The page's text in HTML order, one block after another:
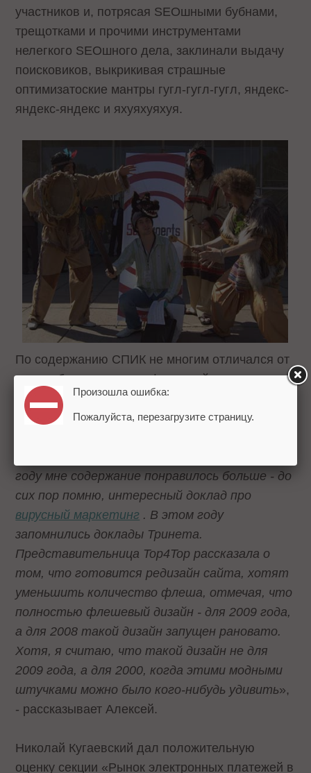
участников и, потрясая SEOшными бубнами,
трещотками и прочими инструментами
нелегкого SEOшного дела, заклинали выдачу
поисковиков, выкрикивая страшные
оптимизатоские мантры гугл-гугл-гугл, яндекс-
яндекс-яндекс и яхуяхуяхуя.
По содержанию СПИК не многим отличался от
других бесплатных конференций: темы схожи,
доклады - хорошие и неинтересные, отмечает
Алексей Яковлев, руководитель проекта SEO-
году мне содержание понравилось больше - до
сих пор помню, интересный доклад про
вирусный маркетинг . В этом году
запомнились доклады Тринета.
Представительница Top4Top рассказала о
том, что готовится редизайн сайта, хотят
уменьшить количество флеша, отмечая, что
полностью флешевый дизайн - для 2009 года,
а для 2008 такой дизайн запущен рановато.
Хотя, я считаю, что такой дизайн не для
2009 года, а для 2000, когда этими модными
штучками можно было кого-нибудь удивить»,
- рассказывает Алексей.
Николай Кугаевский дал положительную
оценку секции «Рынок электронных платежей в
Произошла ошибка:
Пожалуйста, перезагрузите страницу.